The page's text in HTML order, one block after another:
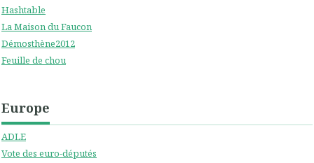
Hashtable
La Maison du Faucon
Démosthène2012
Feuille de chou
Europe
ADLE
Vote des euro-députés